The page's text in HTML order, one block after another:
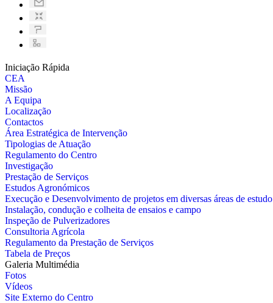
Iniciação Rápida
CEA
Missão
A Equipa
Localização
Contactos
Área Estratégica de Intervenção
Tipologias de Atuação
Regulamento do Centro
Investigação
Prestação de Serviços
Estudos Agronómicos
Execução e Desenvolvimento de projetos em diversas áreas de estudo
Instalação, condução e colheita de ensaios e campo
Inspeção de Pulverizadores
Consultoria Agrícola
Regulamento da Prestação de Serviços
Tabela de Preços
Galeria Multimédia
Fotos
Vídeos
Site Externo do Centro